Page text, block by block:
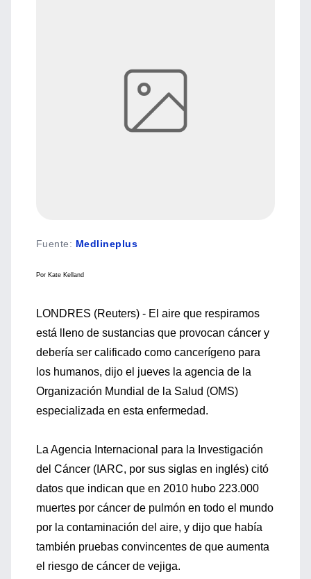
Fuente: Medlineplus
Por Kate Kelland
LONDRES (Reuters) - El aire que respiramos
está lleno de sustancias que provocan cáncer y
debería ser calificado como cancerígeno para
los humanos, dijo el jueves la agencia de la
Organización Mundial de la Salud (OMS)
especializada en esta enfermedad.
La Agencia Internacional para la Investigación
del Cáncer (IARC, por sus siglas en inglés) citó
datos que indican que en 2010 hubo 223.000
muertes por cáncer de pulmón en todo el mundo
por la contaminación del aire, y dijo que había
también pruebas convincentes de que aumenta
el riesgo de cáncer de vejiga.